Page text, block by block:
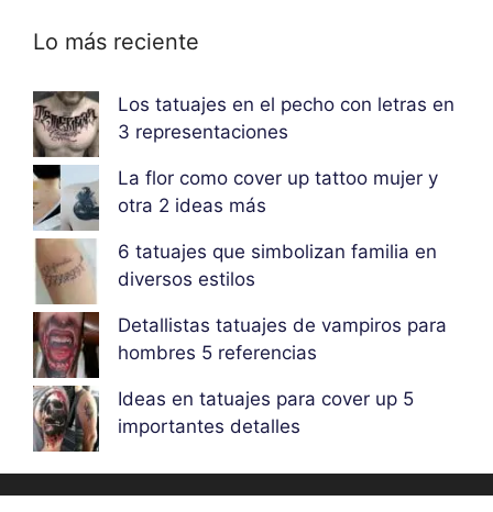
Lo más reciente
Los tatuajes en el pecho con letras en
3 representaciones
La flor como cover up tattoo mujer y
otra 2 ideas más
6 tatuajes que simbolizan familia en
diversos estilos
Detallistas tatuajes de vampiros para
hombres 5 referencias
Ideas en tatuajes para cover up 5
importantes detalles